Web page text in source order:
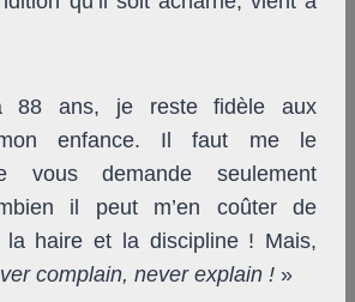
88 ans, je reste fidèle aux
enfance. Il faut me le
vous demande seulement
il peut m’en coûter de
la haire et la discipline ! Mais,
complain, never explain ! »